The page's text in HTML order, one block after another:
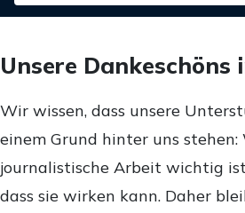
Unsere Dankeschöns
Wir wissen, dass unsere
einem Grund hinter uns stehen:
journalistische Arbeit wichtig
dass sie wirken kann. Daher